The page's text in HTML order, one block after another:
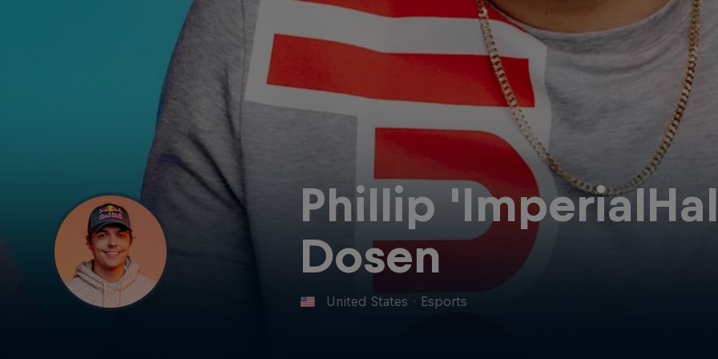
Phillip
Dosen
United States · Esports